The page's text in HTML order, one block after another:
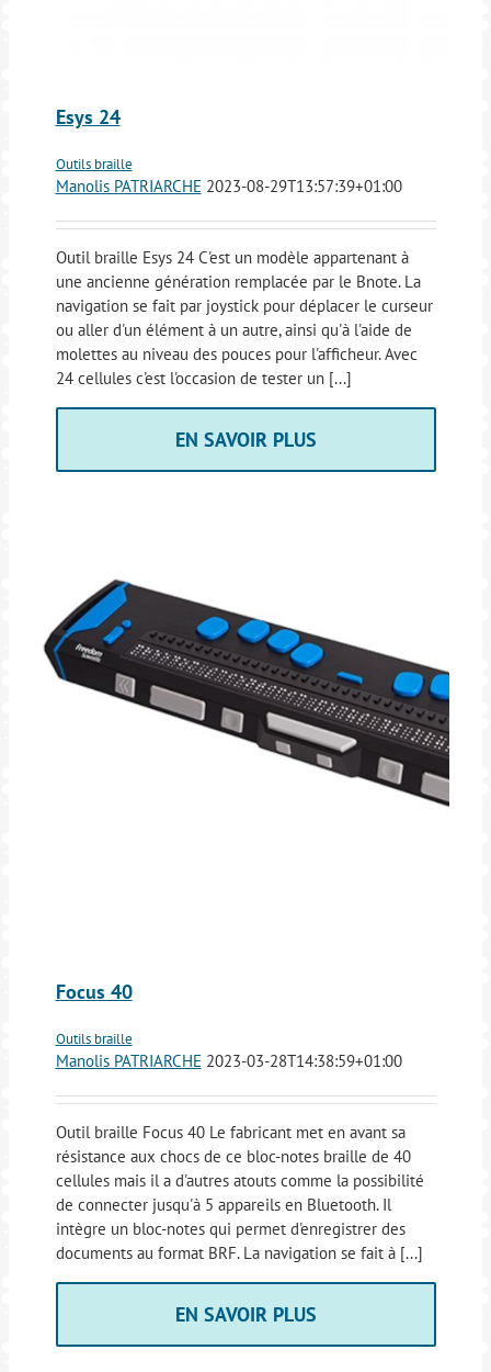
Esys 24
Outils braille
Manolis PATRIARCHE 2023-08-29T13:57:39+01:00
Outil braille Esys 24 C'est un modèle appartenant à
une ancienne génération remplacée par le Bnote. La
navigation se fait par joystick pour déplacer le curseur
ou aller d'un élément à un autre, ainsi qu'à l'aide de
molettes au niveau des pouces pour l'afficheur. Avec
24 cellules c'est l'occasion de tester un [...]
EN SAVOIR PLUS
Focus 40
Outils braille
Manolis PATRIARCHE 2023-03-28T14:38:59+01:00
Outil braille Focus 40 Le fabricant met en avant sa
résistance aux chocs de ce bloc-notes braille de 40
cellules mais il a d'autres atouts comme la possibilité
de connecter jusqu'à 5 appareils en Bluetooth. Il
intègre un bloc-notes qui permet d'enregistrer des
documents au format BRF. La navigation se fait à [...]
EN SAVOIR PLUS